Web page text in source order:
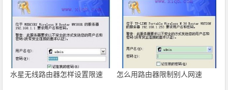
水星无线路由器怎样设置限速 怎么用路由器限制别人网速